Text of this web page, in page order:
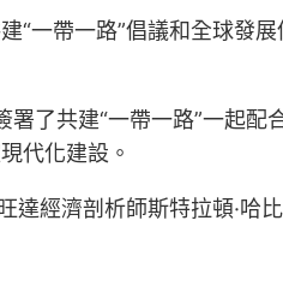
一帶一路”倡議和全球發
了共建“一帶一路”一起
代化建設。
經濟剖析師斯特拉頓·哈